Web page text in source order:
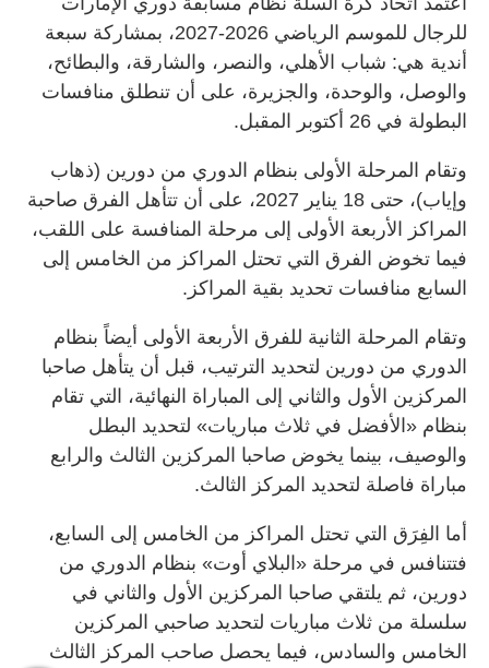
للرجال للموسم الرياضي 2026-2027، بمشاركة سبعة
أندية هي: شباب الأهلي، والنصر، والشارقة، والبطائح،
والوصل، والوحدة، والجزيرة، على أن تنطلق منافسات
البطولة في 26 أكتوبر المقبل.
وتقام المرحلة الأولى بنظام الدوري من دورين (ذهاب
وإياب)، حتى 18 يناير 2027، على أن تتأهل الفرق صاحبة
المراكز الأربعة الأولى إلى مرحلة المنافسة على اللقب،
فيما تخوض الفرق التي تحتل المراكز من الخامس إلى
السابع منافسات تحديد بقية المراكز.
وتقام المرحلة الثانية للفرق الأربعة الأولى أيضاً بنظام
الدوري من دورين لتحديد الترتيب، قبل أن يتأهل صاحبا
المركزين الأول والثاني إلى المباراة النهائية، التي تقام
بنظام «الأفضل في ثلاث مباريات» لتحديد البطل
والوصيف، بينما يخوض صاحبا المركزين الثالث والرابع
مباراة فاصلة لتحديد المركز الثالث.
أما الفِرَق التي تحتل المراكز من الخامس إلى السابع،
فتتنافس في مرحلة «البلاي أوت» بنظام الدوري من
دورين، ثم يلتقي صاحبا المركزين الأول والثاني في
سلسلة من ثلاث مباريات لتحديد صاحبي المركزين
الخامس والسادس، فيما يحصل صاحب المركز الثالث